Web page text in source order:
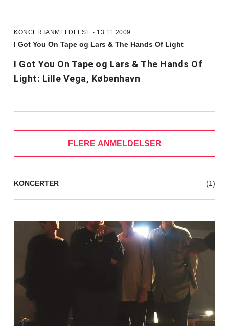
KONCERTANMELDELSE - 13.11.2009
I Got You On Tape og Lars & The Hands Of Light
I Got You On Tape og Lars & The Hands Of
Light: Lille Vega, København
FLERE ANMELDELSER
KONCERTER (1)